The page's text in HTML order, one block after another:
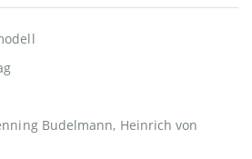
Budelmann, Heinrich von